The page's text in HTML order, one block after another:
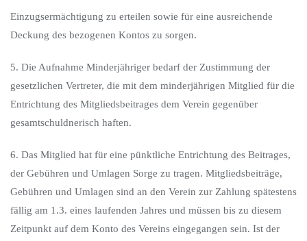
Einzugsermächtigung zu erteilen sowie für eine ausreichende
Deckung des bezogenen Kontos zu sorgen.
5. Die Aufnahme Minderjähriger bedarf der Zustimmung der
gesetzlichen Vertreter, die mit dem minderjährigen Mitglied für die
Entrichtung des Mitgliedsbeitrages dem Verein gegenüber
gesamtschuldnerisch haften.
6. Das Mitglied hat für eine pünktliche Entrichtung des Beitrages,
der Gebühren und Umlagen Sorge zu tragen. Mitgliedsbeiträge,
Gebühren und Umlagen sind an den Verein zur Zahlung spätestens
fällig am 1.3. eines laufenden Jahres und müssen bis zu diesem
Zeitpunkt auf dem Konto des Vereins eingegangen sein. Ist der